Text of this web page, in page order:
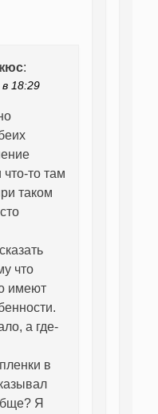
:
18:29
что-то там
таком
что
имеют
а где-
в
Я